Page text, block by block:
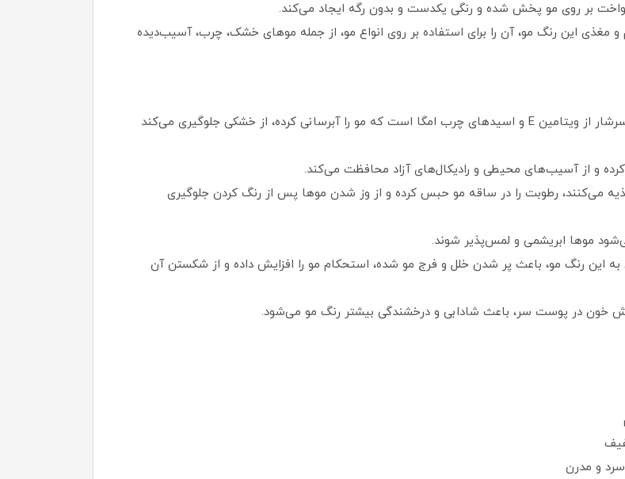
بر روی مو پخش شده و رنگی یکدست و بدون رگه ایجاد می‌کند.
و مغذی این رنگ مو، آن را برای استفاده بر روی انواع مو، از جمله موهای خشک، چرب، آسیب‌دیده
به عنوان طلای مایع شناخته می‌شود. این روغن سرشار از ویتامین E و اسیدهای چرب امگا است که مو را آبرسانی کرده، از خشکی جلوگیری می‌کند
و از آسیب‌های محیطی و رادیکال‌های آزاد محافظت می‌کند.
می‌کنند، رطوبت را در ساقه مو حبس کرده و از وز شدن موها پس از رنگ کردن جلوگیری
موها ابریشمی و لمس‌پذیر شوند.
این رنگ مو، باعث پر شدن خلل و فرج مو شده، استحکام مو را افزایش داده و از شکستن آن
خون در پوست سر، باعث شادابی و درخشندگی بیشتر رنگ مو می‌شود.
و مدرن